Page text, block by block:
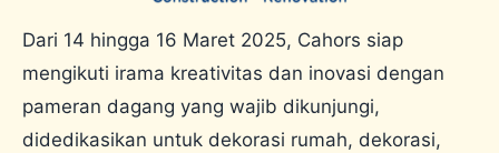
Dari 14 hingga 16 Maret 2025, Cahors siap
mengikuti irama kreativitas dan inovasi dengan
pameran dagang yang wajib dikunjungi,
didedikasikan untuk dekorasi rumah, dekorasi,